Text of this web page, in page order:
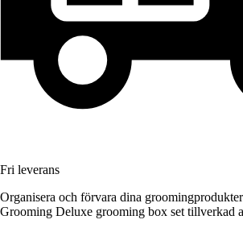
Fri leverans
Organisera och förvara dina
Grooming Deluxe grooming box set tillverkad